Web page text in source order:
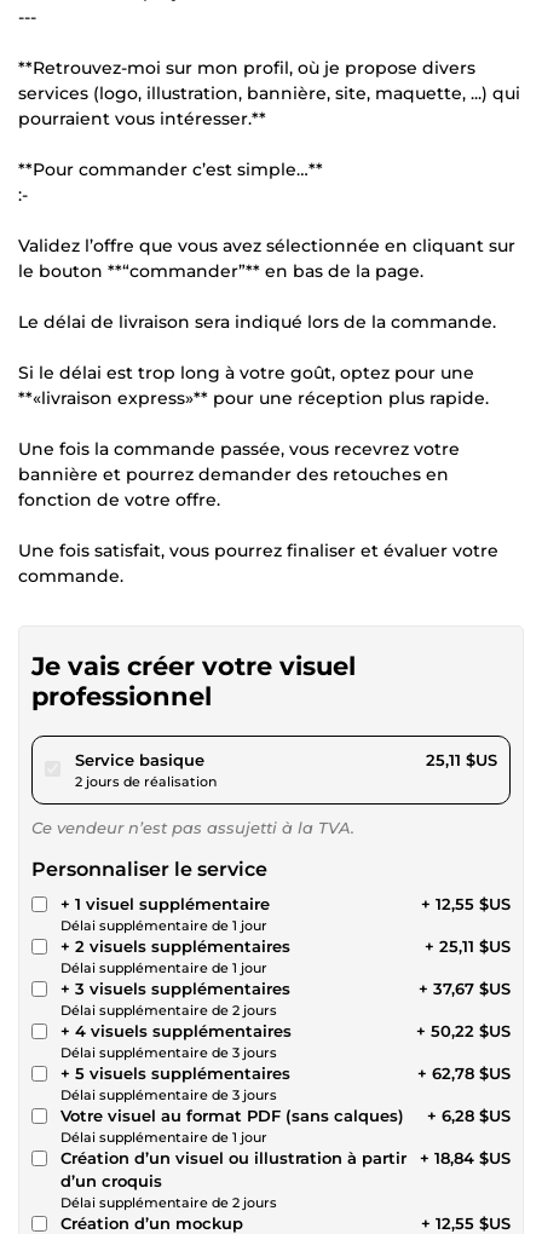
---
**Retrouvez-moi sur mon profil, où je propose divers
services (logo, illustration, bannière, site, maquette, ...) qui
pourraient vous intéresser.**
**Pour commander c’est simple…**
:-
Validez l’offre que vous avez sélectionnée en cliquant sur
le bouton **“commander”** en bas de la page.
Le délai de livraison sera indiqué lors de la commande.
Si le délai est trop long à votre goût, optez pour une
**«livraison express»** pour une réception plus rapide.
Une fois la commande passée, vous recevrez votre
bannière et pourrez demander des retouches en
fonction de votre offre.
Une fois satisfait, vous pourrez finaliser et évaluer votre
commande.
Je vais créer votre visuel
professionnel
Service basiquepour 23,14 $US
2 jours de réalisation
25,11 $US
Ce vendeur n’est pas assujetti à la TVA.
Personnaliser le service
+ 1 visuel supplémentaire
Délai supplémentaire de 1 jour
+ 12,55 $US
+ 2 visuels supplémentaires
Délai supplémentaire de 1 jour
+ 25,11 $US
+ 3 visuels supplémentaires
Délai supplémentaire de 2 jours
+ 37,67 $US
+ 4 visuels supplémentaires
Délai supplémentaire de 3 jours
+ 50,22 $US
+ 5 visuels supplémentaires
Délai supplémentaire de 3 jours
+ 62,78 $US
Votre visuel au format PDF (sans calques)
Délai supplémentaire de 1 jour
+ 6,28 $US
Création d’un visuel ou illustration à partir
d’un croquis
Délai supplémentaire de 2 jours
+ 18,84 $US
Création d’un mockup + 12,55 $US